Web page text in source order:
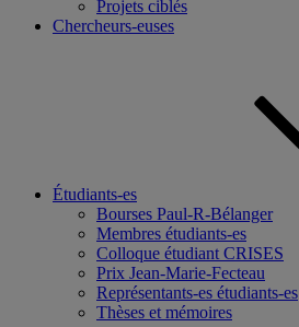
Projets ciblés
Chercheurs-euses
Étudiants-es
Bourses Paul-R-Bélanger
Membres étudiants-es
Colloque étudiant CRISES
Prix Jean-Marie-Fecteau
Représentants-es étudiants-es
Thèses et mémoires